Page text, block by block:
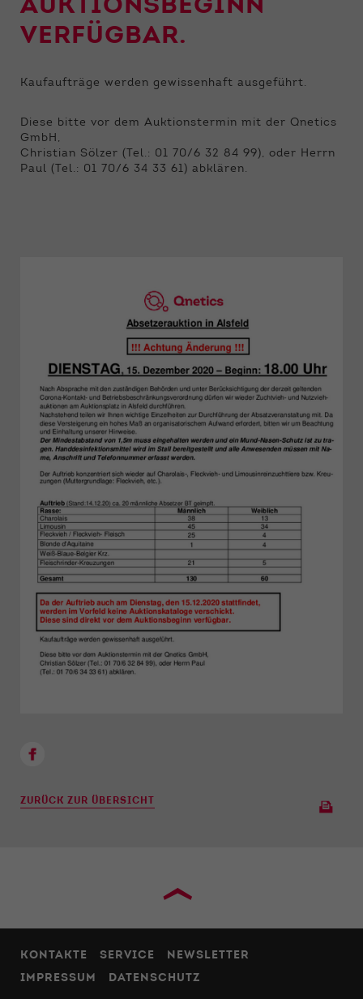
AUKTIONSBEGINN
VERFÜGBAR.
Kaufaufträge werden gewissenhaft ausgeführt.
Diese bitte vor dem Auktionstermin mit der Qnetics
GmbH,
Christian Sölzer (Tel.: 01 70/6 32 84 99), oder Herrn
Paul (Tel.: 01 70/6 34 33 61) abklären.
ZURÜCK ZUR ÜBERSICHT
›
KONTAKTE SERVICE
NEWSLETTER
IMPRESSUM
DATENSCHUTZ